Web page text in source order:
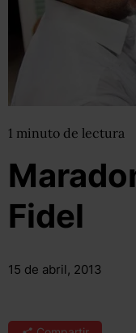
1 minuto de lectura
Fidel
15 de abril, 2013